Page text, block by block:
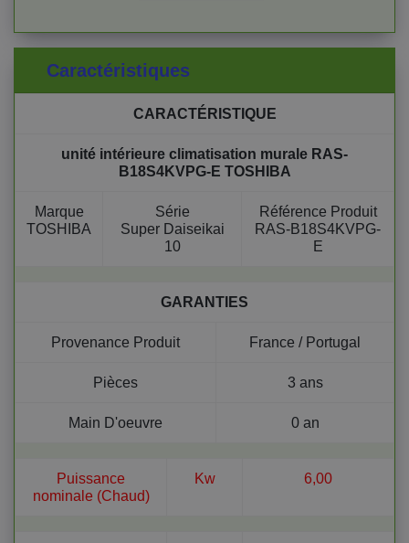
Caractéristiques
CARACTÉRISTIQUE
unité intérieure climatisation murale RAS-
B18S4KVPG-E TOSHIBA
Marque
TOSHIBA
Série
Super Daiseikai
10
Référence Produit
RAS-B18S4KVPG-
E
GARANTIES
Provenance Produit France / Portugal
Pièces 3 ans
Main D'oeuvre 0 an
Puissance
nominale (Chaud)
Kw 6,00